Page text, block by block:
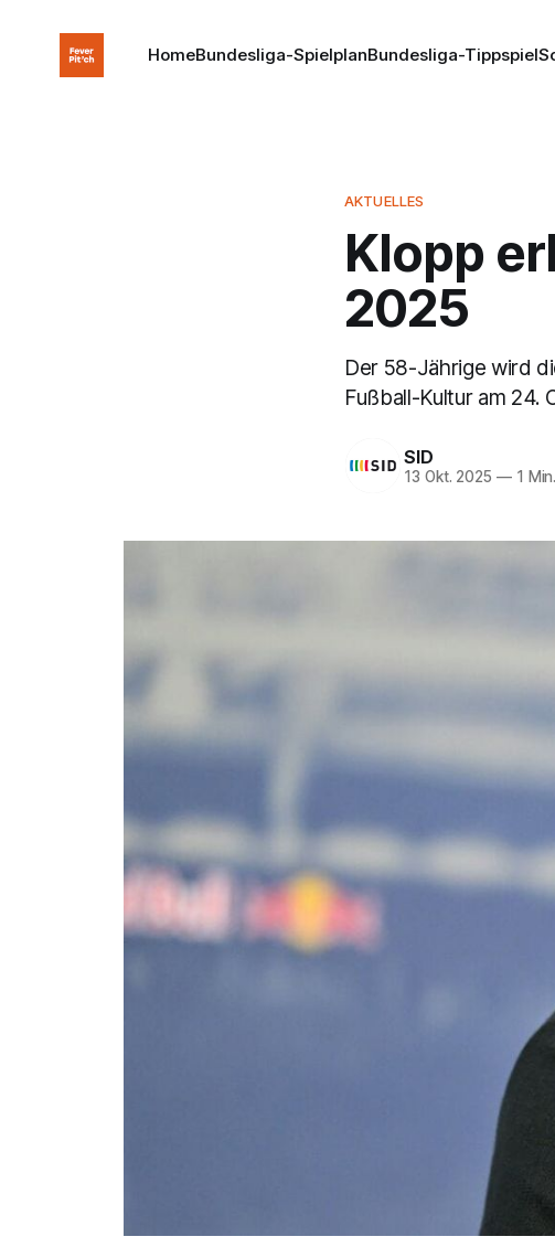
HomeBundesliga-SpielplanBundesliga-Tippspiel
AKTUELLES
Klopp
2025
Der 58-Jährige wird
Fußball-Kultur am 24.
SID
13 Okt. 2025 —1